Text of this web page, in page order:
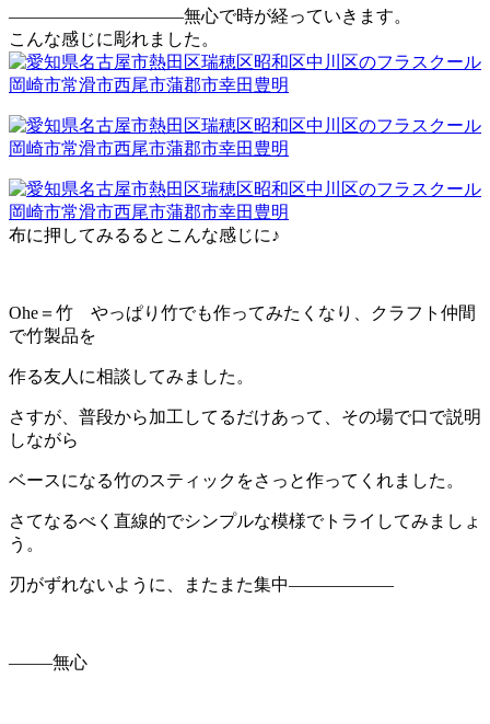
——————————無心で時が経っていきます。
こんな感じに彫れました。
布に押してみるるとこんな感じに♪
Ohe＝竹 やっぱり竹でも作ってみたくなり、クラフト仲間
で竹製品を
作る友人に相談してみました。
さすが、普段から加工してるだけあって、その場で口で説明
しながら
ベースになる竹のスティックをさっと作ってくれました。
さてなるべく直線的でシンプルな模様でトライしてみましょ
う。
刃がずれないように、またまた集中——————
——–無心